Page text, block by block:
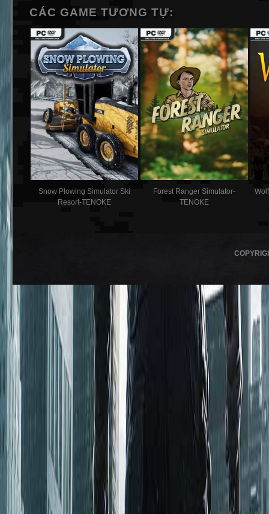
CÁC GAME TƯƠNG TỰ:
Snow Plowing Simulator Ski
Resort-TENOKE
Forest Ranger Simulator-
TENOKE